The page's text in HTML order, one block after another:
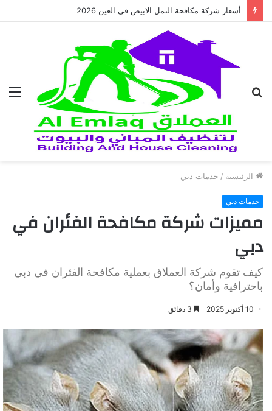
أسعار شركة مكافحة النمل الابيض في العين 2026
الرئيسية / خدمات دبي
خدمات دبي
مميزات شركة مكافحة الفئران في
دبي
كيف تقوم شركة العملاق بعملية مكافحة الفئران في دبي
باحترافية وأمان؟
10 أكتوبر 2025